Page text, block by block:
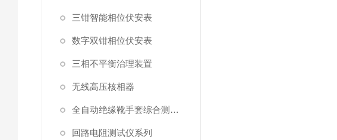
三钳智能相位伏安表
数字双钳相位伏安表
三相不平衡治理装置
无线高压核相器
全自动绝缘靴手套综合测试仪
回路电阻测试仪系列